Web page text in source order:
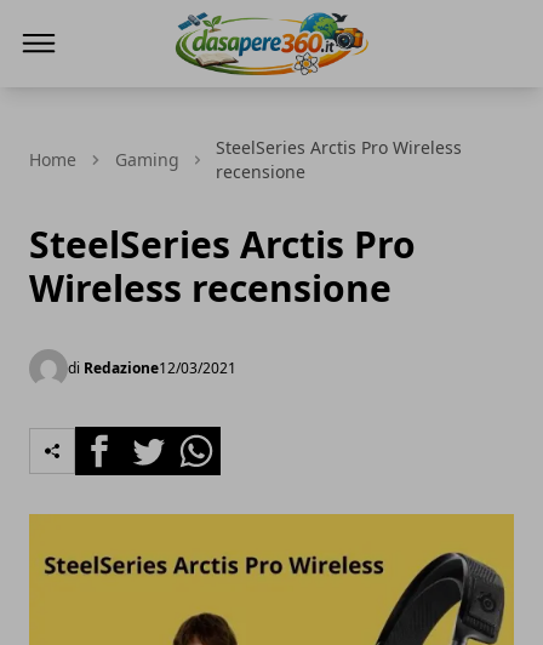
Home Gaming
SteelSeries Arctis Pro Wireless
recensione
SteelSeries Arctis Pro
Wireless recensione
di Redazione12/03/2021
FacebookTwitterWhatsapp